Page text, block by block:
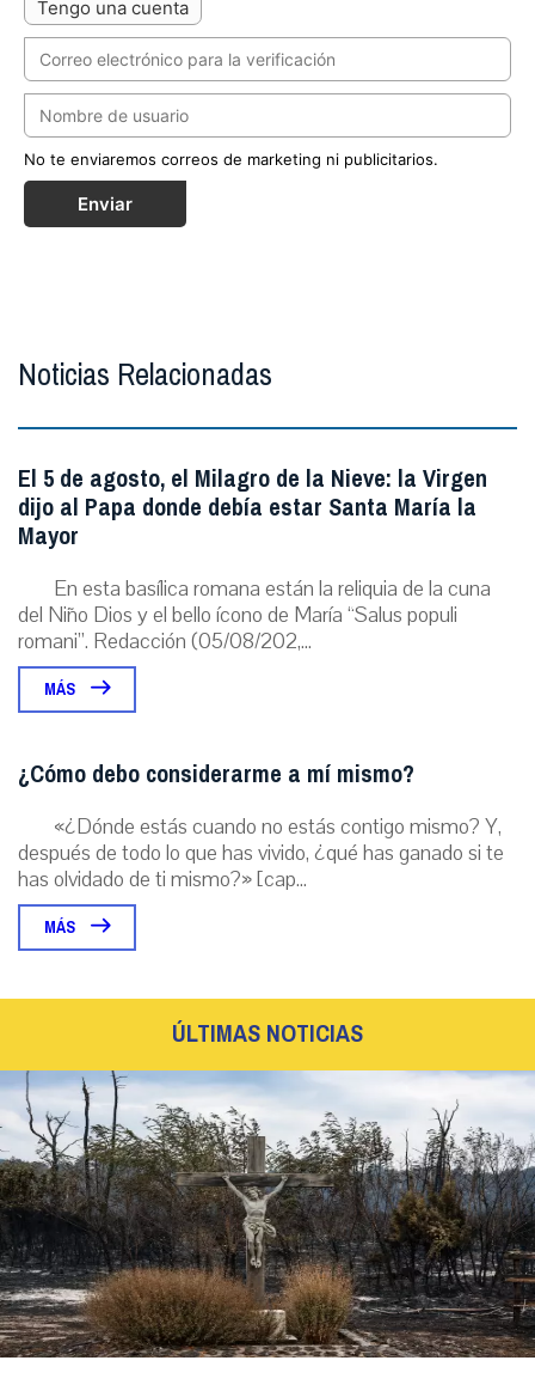
Tengo una cuenta
No te enviaremos correos de marketing ni publicitarios.
Enviar
Noticias Relacionadas
El 5 de agosto, el Milagro de la Nieve: la Virgen
dijo al Papa donde debía estar Santa María la
Mayor
En esta basílica romana están la reliquia de la cuna
del Niño Dios y el bello ícono de María “Salus populi
romani”. Redacción (05/08/202,...
MÁS
¿Cómo debo considerarme a mí mismo?
«¿Dónde estás cuando no estás contigo mismo? Y,
después de todo lo que has vivido, ¿qué has ganado si te
has olvidado de ti mismo?» [cap...
MÁS
ÚLTIMAS NOTICIAS